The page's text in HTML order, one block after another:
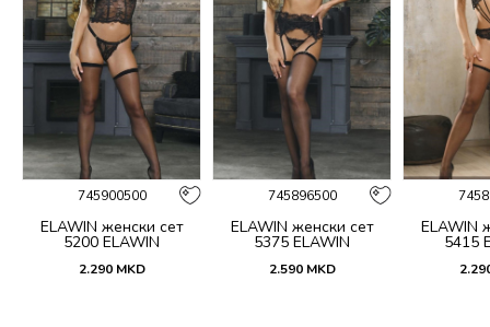
745900500
ELAWIN женски сет
5200 ELAWIN
2.290 MKD
745896500
ELAWIN женски сет
5375 ELAWIN
2.590 MKD
ELAWIN
5415